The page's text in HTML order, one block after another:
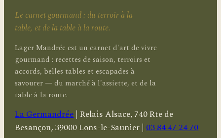
Le carnet gourmand : du terroir à la
table, et de la table à la route.
Lager Mandrée est un carnet d'art de vivre
gourmand : recettes de saison, terroirs et
accords, belles tables et escapades à
savourer — du marché à l'assiette, et de la
table à la route.
La Germandrée| Relais Alsace, 740 Rte de
Besançon, 39000 Lons-le-Saunier |03 84 47 24 70